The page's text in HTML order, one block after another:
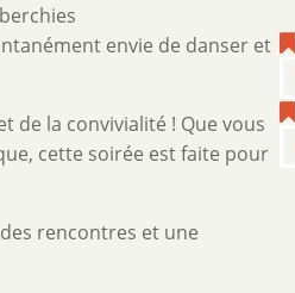
envie de danser et
de la convivialité ! Que vous
cette soirée est faite pour
rencontres et une